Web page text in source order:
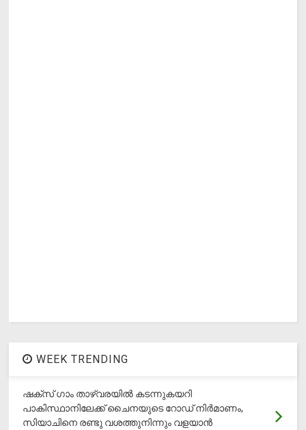
WEEK TRENDING
ഷക്സ് ​ഗാം താഴ്‌വരയിൽ കടന്നുകയറി
പാകിസ്ഥാനിലേക്ക് ചൈനയുടെ റോഡ് നിർമാണം,
സിയാചിനെ രണ്ടു വശത്തുനിന്നും വളയാൻ